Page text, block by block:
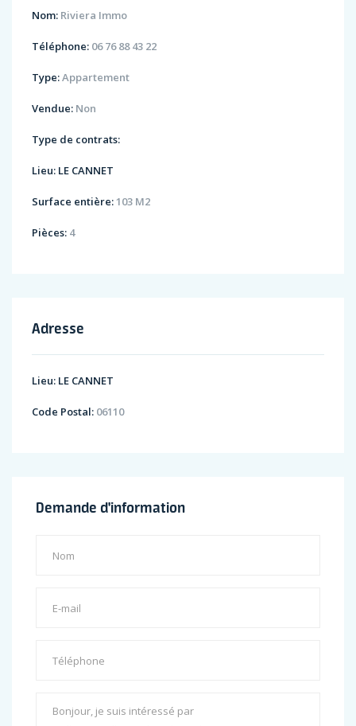
Nom: Riviera Immo
Téléphone: 06 76 88 43 22
Type:Appartement
Vendue: Non
Type de contrats:
Lieu: LE CANNET
Surface entière: 103 M2
Pièces: 4
Adresse
Lieu: LE CANNET
Code Postal: 06110
Demande d'information